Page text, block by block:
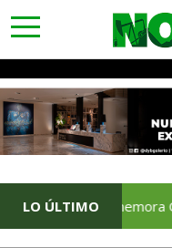
toggle
navigation
LO ÚLTIMO
Conmemora Congreso